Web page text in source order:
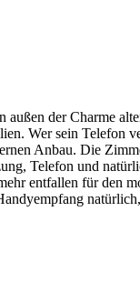
der Charme
Wer sein
Anbau. Die
Telefon und
entfallen für den